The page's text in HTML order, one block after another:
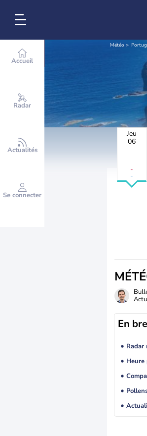
Accueil
Radar
Actualités
Se connecter
Météo
Jeu
06
-
-
En
Radar
Heure